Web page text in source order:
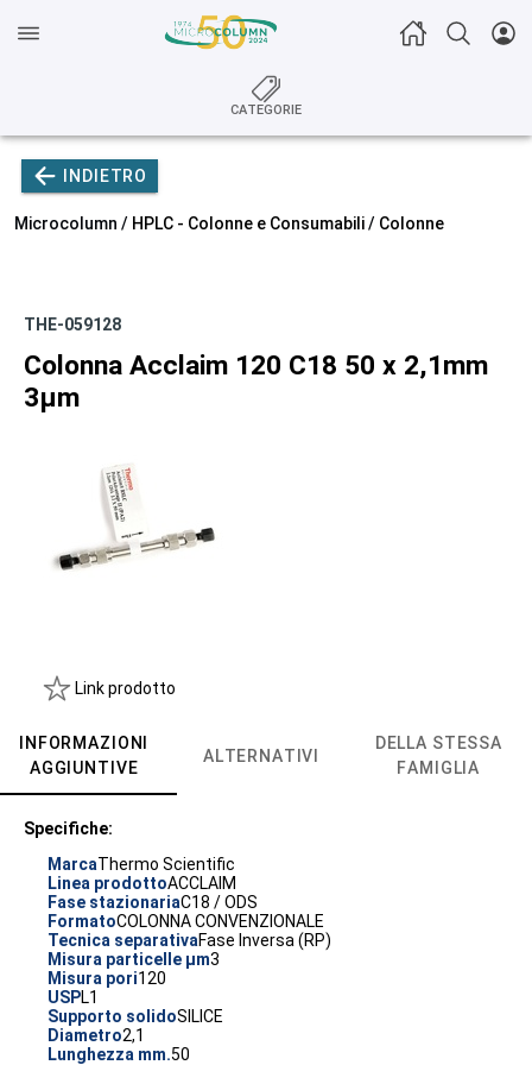
CATEGORIE
INDIETRO
Microcolumn / HPLC - Colonne e Consumabili/ Colonne
THE-059128
Colonna Acclaim 120 C18 50 x 2,1mm
3µm
Link prodotto
INFORMAZIONI
AGGIUNTIVE
ALTERNATIVI
DELLA STESSA
FAMIGLIA
Specifiche:
MarcaThermo Scientific
Linea prodottoACCLAIM
Fase stazionariaC18 / ODS
FormatoCOLONNA CONVENZIONALE
Tecnica separativaFase Inversa (RP)
Misura particelle µm3
Misura pori120
USPL1
Supporto solidoSILICE
Diametro2,1
Lunghezza mm.50